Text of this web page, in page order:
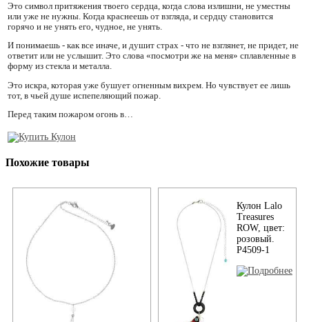
Это символ притяжения твоего сердца, когда слова излишни, не уместны
или уже не нужны. Когда краснеешь от взгляда, и сердцу становится
горячо и не унять его, чудное, не унять.
И понимаешь - как все иначе, и душит страх - что не взглянет, не придет, не
ответит или не услышит. Это слова «посмотри же на меня» сплавленные в
форму из стекла и металла.
Это искра, которая уже бушует огненным вихрем. Но чувствует ее лишь
тот, в чьей душе испепеляющий пожар.
Перед таким пожаром огонь в…
Похожие товары
Кулон Lalo
Treasures
ROW, цвет:
розовый.
P4509-1